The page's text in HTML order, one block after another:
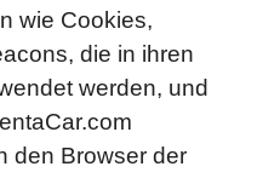
wie Cookies,
die in ihren
werden, und
den Browser der